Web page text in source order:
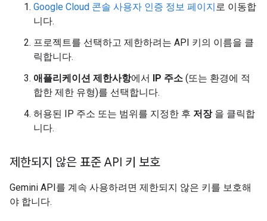
Google Cloud 콘솔 사용자 인증 정보 페이지로 이동합
니다.
프로젝트를 선택하고 제한하려는 API 키의 이름을 클
릭합니다.
애플리케이션 제한사항에서 IP 주소 (또는 환경에 적
합한 제한 유형)를 선택합니다.
허용된 IP 주소 또는 범위를 지정한 후 저장을 클릭합
니다.
제한되지 않은 표준 API 키 보호
Gemini API를 계속 사용하려면 제한되지 않은 키를 보호해
야 합니다.